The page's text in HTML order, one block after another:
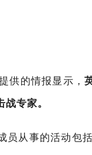
供的情报显示，
专家。
员从事的活动包